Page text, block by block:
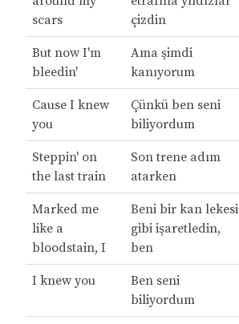
scars
çizdin
But now I'm
bleedin'
Ama şimdi
kanıyorum
Cause I knew
you
Çünkü ben seni
biliyordum
Steppin' on
the last train
Son trene adım
atarken
Marked me
like a
bloodstain, I
Beni bir kan lekesi
gibi işaretledin,
ben
I knew you
Ben seni
biliyordum